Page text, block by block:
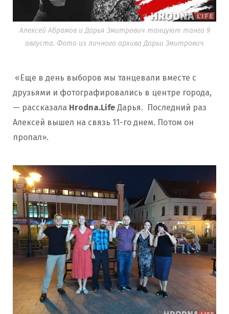
Алексей Абрамов и Дарья Змитрович танцуют танго 9
августа. Фото из личного архива Дарьи Змитрович
«Еще в день выборов мы танцевали вместе с
друзьями и фотографировались в центре города,
— рассказала Hrodna.Life Дарья. Последний раз
Алексей вышел на связь 11-го днем. Потом он
пропал».